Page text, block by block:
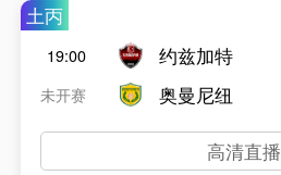
土丙
19:00
未开赛
约兹加特
奥曼尼纽
高清直播